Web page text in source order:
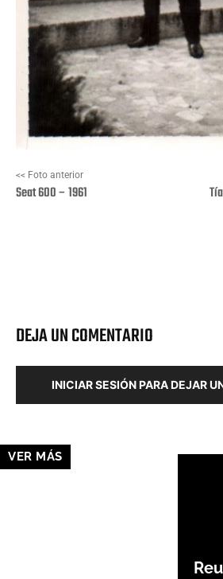
<< Foto anterior
Seat 600 – 1961
DEJA UN COMENTARIO
INICIAR SESIÓN PARA DEJAR
VER MÁS